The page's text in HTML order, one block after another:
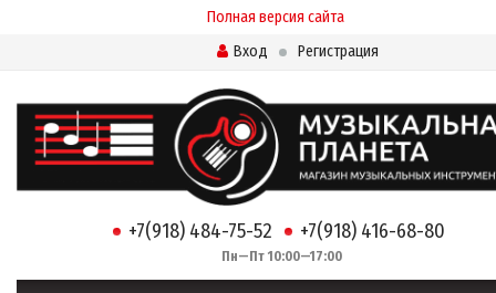
Полная версия сайта
Вход
Регистрация
+7(918) 484-75-52 +7(918) 416-68-80
Пн—Пт 10:00—17:00